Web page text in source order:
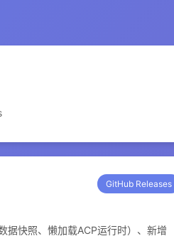
GitHub Releases
快照、懒加载ACP运行时）、新增